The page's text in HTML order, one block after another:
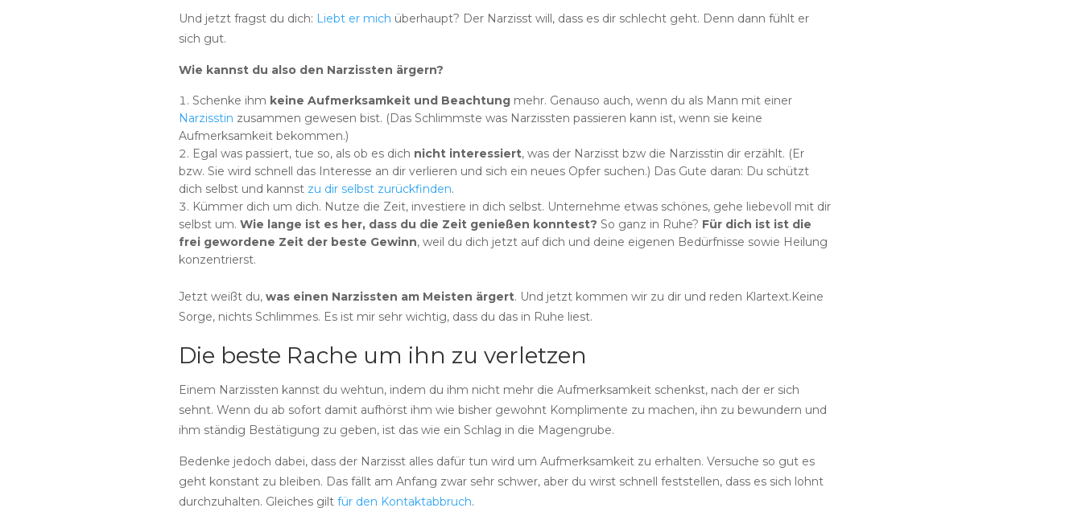
Und jetzt fragst du dich: Liebt er mich überhaupt? Der Narzisst will, dass es dir schlecht geht. Denn dann fühlt er
sich gut.
Wie kannst du also den Narzissten ärgern?
Schenke ihm keine Aufmerksamkeit und Beachtung mehr. Genauso auch, wenn du als Mann mit einer
Narzisstin zusammen gewesen bist. (Das Schlimmste was Narzissten passieren kann ist, wenn sie keine
Aufmerksamkeit bekommen.)
Egal was passiert, tue so, als ob es dich nicht interessiert, was der Narzisst bzw die Narzisstin dir erzählt. (Er
bzw. Sie wird schnell das Interesse an dir verlieren und sich ein neues Opfer suchen.) Das Gute daran: Du schützt
dich selbst und kannst zu dir selbst zurückfinden.
Kümmer dich um dich. Nutze die Zeit, investiere in dich selbst. Unternehme etwas schönes, gehe liebevoll mit dir
selbst um. Wie lange ist es her, dass du die Zeit genießen konntest? So ganz in Ruhe? Für dich ist ist die
frei gewordene Zeit der beste Gewinn, weil du dich jetzt auf dich und deine eigenen Bedürfnisse sowie Heilung
konzentrierst.
Jetzt weißt du, was einen Narzissten am Meisten ärgert. Und jetzt kommen wir zu dir und reden Klartext.Keine
Sorge, nichts Schlimmes. Es ist mir sehr wichtig, dass du das in Ruhe liest.
Die beste Rache um ihn zu verletzen
Einem Narzissten kannst du wehtun, indem du ihm nicht mehr die Aufmerksamkeit schenkst, nach der er sich
sehnt. Wenn du ab sofort damit aufhörst ihm wie bisher gewohnt Komplimente zu machen, ihn zu bewundern und
ihm ständig Bestätigung zu geben, ist das wie ein Schlag in die Magengrube.
Bedenke jedoch dabei, dass der Narzisst alles dafür tun wird um Aufmerksamkeit zu erhalten. Versuche so gut es
geht konstant zu bleiben. Das fällt am Anfang zwar sehr schwer, aber du wirst schnell feststellen, dass es sich lohnt
durchzuhalten. Gleiches gilt für den Kontaktabbruch.